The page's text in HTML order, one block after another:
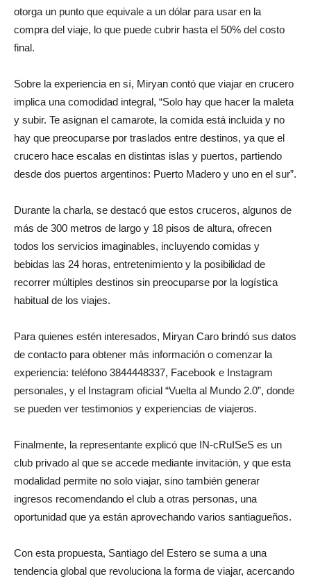
otorga un punto que equivale a un dólar para usar en la
compra del viaje, lo que puede cubrir hasta el 50% del costo
final.
Sobre la experiencia en sí, Miryan contó que viajar en crucero
implica una comodidad integral, “Solo hay que hacer la maleta
y subir. Te asignan el camarote, la comida está incluida y no
hay que preocuparse por traslados entre destinos, ya que el
crucero hace escalas en distintas islas y puertos, partiendo
desde dos puertos argentinos: Puerto Madero y uno en el sur”.
Durante la charla, se destacó que estos cruceros, algunos de
más de 300 metros de largo y 18 pisos de altura, ofrecen
todos los servicios imaginables, incluyendo comidas y
bebidas las 24 horas, entretenimiento y la posibilidad de
recorrer múltiples destinos sin preocuparse por la logística
habitual de los viajes.
Para quienes estén interesados, Miryan Caro brindó sus datos
de contacto para obtener más información o comenzar la
experiencia: teléfono 3844448337, Facebook e Instagram
personales, y el Instagram oficial “Vuelta al Mundo 2.0”, donde
se pueden ver testimonios y experiencias de viajeros.
Finalmente, la representante explicó que IN-cRuISeS es un
club privado al que se accede mediante invitación, y que esta
modalidad permite no solo viajar, sino también generar
ingresos recomendando el club a otras personas, una
oportunidad que ya están aprovechando varios santiagueños.
Con esta propuesta, Santiago del Estero se suma a una
tendencia global que revoluciona la forma de viajar, acercando